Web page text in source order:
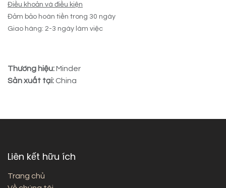
Điều khoản và điều kiện
Đảm bảo hoàn tiền trong 30 ngày
Giao hàng: 2-3 ngày làm việc
Thương hiệu:Minder
Sản xuất tại: China
Liên kết hữu ích
Trang chủ